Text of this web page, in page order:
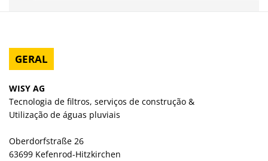
GERAL
WISY AG
Tecnologia de filtros, serviços de construção &
Utilização de águas pluviais
Oberdorfstraße 26
63699 Kefenrod-Hitzkirchen